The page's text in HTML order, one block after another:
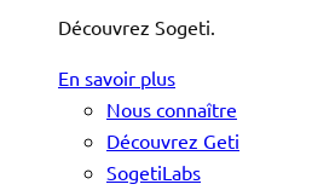
Découvrez Sogeti.
En savoir plus
Nous connaître
Découvrez Geti
SogetiLabs